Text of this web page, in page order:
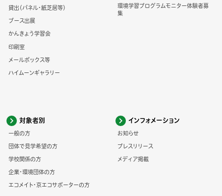
貸出（パネル・紙芝居等）
ブース出展
かんきょう学習会
印刷室
メールボックス等
ハイムーンギャラリー
環境学習プログラムモニター体験者募
集
対象者別
一般の方
団体で見学希望の方
学校関係の方
企業・環境団体の方
エコメイト・京エコサポーターの方
インフォメーション
お知らせ
プレスリリース
メディア掲載